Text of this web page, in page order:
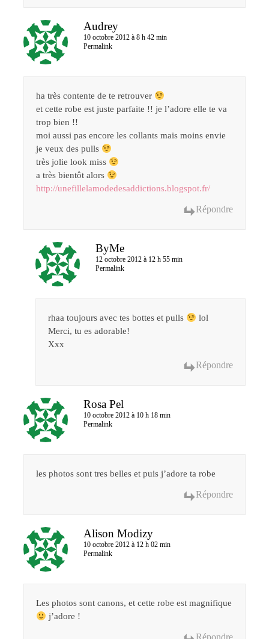
Audrey
10 octobre 2012 à 8 h 42 min
Permalink
ha très contente de te retrouver
et cette robe est juste parfaite !! je l’adore elle te va
trop bien !!
moi aussi pas encore les collants mais moins envie
je veux des pulls
très jolie look miss
a très bientôt alors
http://unefillelamodedesaddictions.blogspot.fr/
Répondre
ByMe
12 octobre 2012 à 12 h 55 min
Permalink
rhaa toujours avec tes bottes et pulls
lol
Merci, tu es adorable!
Xxx
Répondre
Rosa Pel
10 octobre 2012 à 10 h 18 min
Permalink
les photos sont tres belles et puis j’adore ta robe
Répondre
Alison Modizy
10 octobre 2012 à 12 h 02 min
Permalink
Les photos sont canons, et cette robe est magnifique
j’adore !